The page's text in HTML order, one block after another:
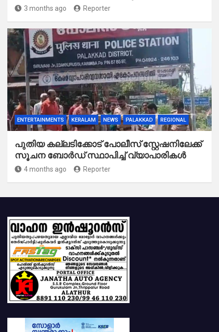
3 months ago Reporter
ENTERTAINMENTS KERALAM NEWS PALAKKAD REGIONAL
പുതിയ കല്ലടിക്കോട് പോലീസ് സ്റ്റേഷനിലേക്ക്
സൂചന ബോർഡ് സ്ഥാപിച്ച് വ്യാപാരികൾ
4 months ago Reporter